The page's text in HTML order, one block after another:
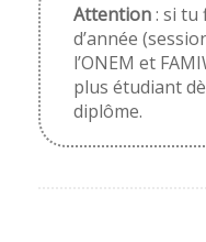
Attention: si tu
d’année
l’ONEM et
plus étudiant
diplôme.